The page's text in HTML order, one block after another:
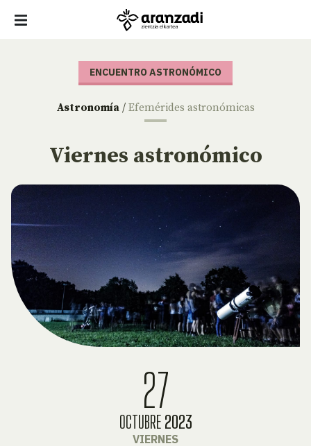
ENCUENTRO ASTRONÓMICO
Astronomía/ Efemérides astronómicas
Viernes astronómico
27
OCTUBRE 2023
VIERNES